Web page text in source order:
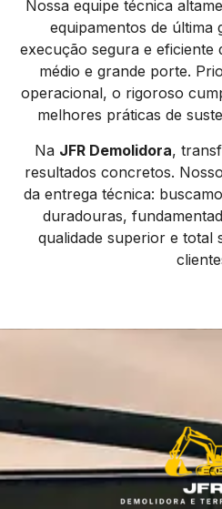
Nossa equipe técnica
equipamentos de última
execução segura e eficiente
médio e grande porte.
operacional, o rigoroso
melhores práticas de
Na JFR Demolidora,
resultados concretos.
da entrega técnica:
duradouras,
qualidade superior e total